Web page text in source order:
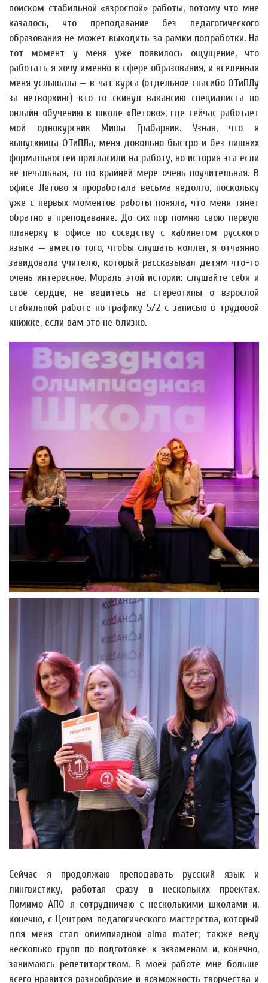
поиском стабильной «взрослой» работы, потому что мне
казалось, что преподавание без педагогического
образования не может выходить за рамки подработки. На
тот момент у меня уже появилось ощущение, что
работать я хочу именно в сфере образования, и вселенная
меня услышала — в чат курса (отдельное спасибо ОТиПЛу
за нетворкинг) кто-то скинул вакансию специалиста по
онлайн-обучению в школе «Летово», где сейчас работает
мой однокурсник Миша Грабарник. Узнав, что я
выпускница ОТиПЛа, меня довольно быстро и без лишних
формальностей пригласили на работу, но история эта если
не печальная, то по крайней мере очень поучительная. В
офисе Летово я проработала весьма недолго, поскольку
уже с первых моментов работы поняла, что меня тянет
обратно в преподавание. До сих пор помню свою первую
планерку в офисе по соседству с кабинетом русского
языка — вместо того, чтобы слушать коллег, я отчаянно
завидовала учителю, который рассказывал детям что-то
очень интересное. Мораль этой истории: слушайте себя и
свое сердце, не ведитесь на стереотипы о взрослой
стабильной работе по графику 5/2 с записью в трудовой
книжке, если вам это не близко.
Сейчас я продолжаю преподавать русский язык и
лингвистику, работая сразу в нескольких проектах.
Помимо АПО я сотрудничаю с несколькими школами и,
конечно, с Центром педагогического мастерства, который
для меня стал олимпиадной alma mater; также веду
несколько групп по подготовке к экзаменам и, конечно,
занимаюсь репетиторством. В моей работе мне больше
всего нравится разнообразие и возможность творчества и